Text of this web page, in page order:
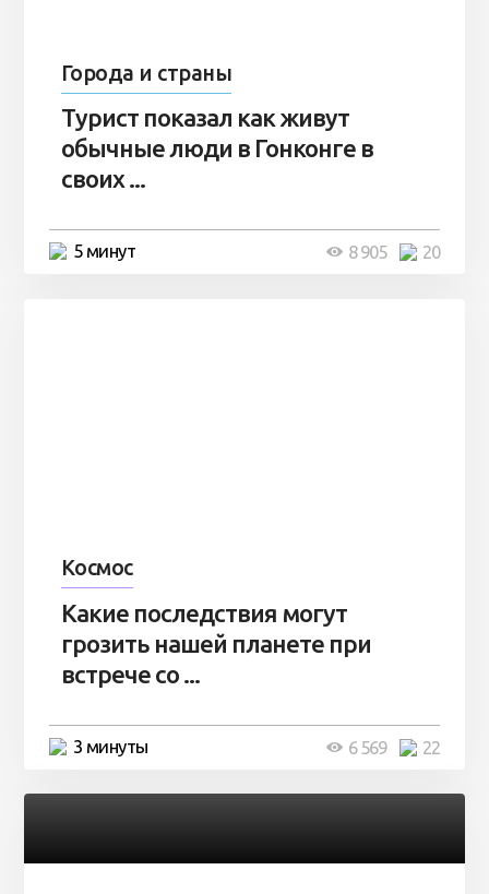
Города и страны
Турист показал как живут
обычные люди в Гонконге в
своих ...
5 минут 20
8 905
Космос
Какие последствия могут
грозить нашей планете при
встрече со ...
3 минуты 22
6 569